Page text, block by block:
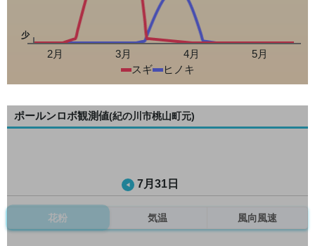
少
2月 3月 4月
5月
スギ
ヒノキ
ポールンロボ観測値(紀の川市桃山町元)
7月31日
花粉 気温 風向風速